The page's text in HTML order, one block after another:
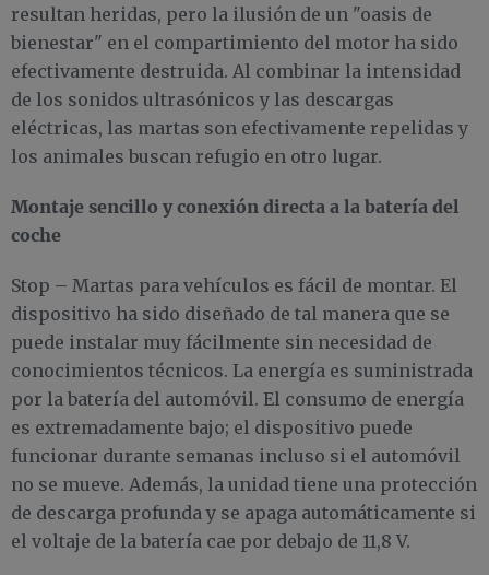
resultan heridas, pero la ilusión de un "oasis de
bienestar" en el compartimiento del motor ha sido
efectivamente destruida. Al combinar la intensidad
de los sonidos ultrasónicos y las descargas
eléctricas, las martas son efectivamente repelidas y
los animales buscan refugio en otro lugar.
Montaje sencillo y conexión directa a la batería del
coche
Stop – Martas para vehículos es fácil de montar. El
dispositivo ha sido diseñado de tal manera que se
puede instalar muy fácilmente sin necesidad de
conocimientos técnicos. La energía es suministrada
por la batería del automóvil. El consumo de energía
es extremadamente bajo; el dispositivo puede
funcionar durante semanas incluso si el automóvil
no se mueve. Además, la unidad tiene una protección
de descarga profunda y se apaga automáticamente si
el voltaje de la batería cae por debajo de 11,8 V.